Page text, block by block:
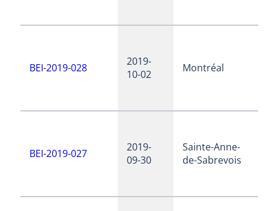
BEI-2019-028
2019-
10-02
Montréal
BEI-2019-027
2019-
09-30
Sainte-Anne-
de-Sabrevois